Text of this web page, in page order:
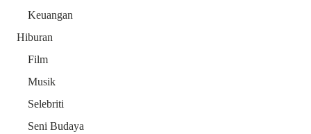
Keuangan
Hiburan
Film
Musik
Selebriti
Seni Budaya